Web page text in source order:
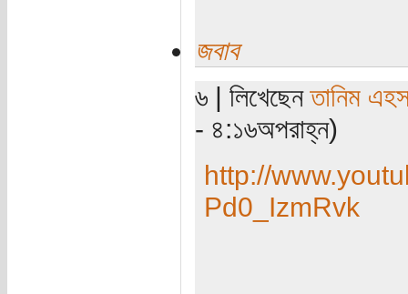
জবাব
৬ | লিখেছেনতানিম
- ৪:১৬অপরাহ্ন)
http://
Pd0_IzmRvk